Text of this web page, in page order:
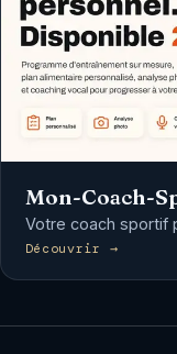
Mon-Coach-
Votre coach sportif
Découvrir →